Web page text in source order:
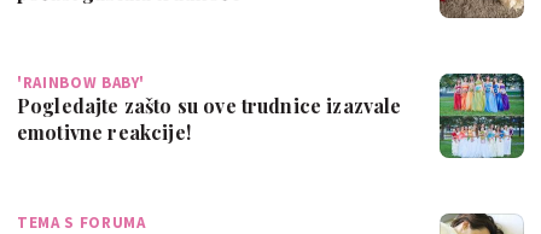
'RAINBOW BABY'
Pogledajte zašto su ove trudnice izazvale
emotivne reakcije!
TEMA S FORUMA